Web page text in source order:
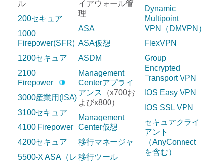
ル
200セキュア
1000
Firepower(SFR)
1200セキュア
2100
Firepower
3000産業用(ISA)
3100セキュア
4100 Firepower
4200セキュア
5500-X ASA（レ
イアウォール管
理
ASA
ASA仮想
ASDM
Management
Centerアプライ
アンス （x700お
よびx800）
Management
Center仮想
移行マネージャ
移行ツール
Dynamic
Multipoint
VPN（DMVPN）
FlexVPN
Group
Encrypted
Transport VPN
IOS Easy VPN
IOS SSL VPN
セキュアクライ
アント
（AnyConnect
を含む）